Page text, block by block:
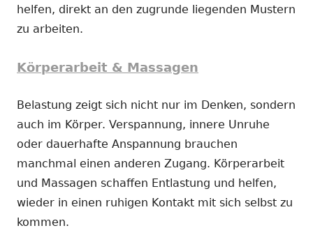
helfen, direkt an den zugrunde liegenden Mustern
zu arbeiten.
Körperarbeit & Massagen
Belastung zeigt sich nicht nur im Denken, sondern
auch im Körper. Verspannung, innere Unruhe
oder dauerhafte Anspannung brauchen
manchmal einen anderen Zugang. Körperarbeit
und Massagen schaffen Entlastung und helfen,
wieder in einen ruhigen Kontakt mit sich selbst zu
kommen.